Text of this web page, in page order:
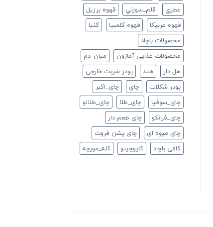
عطري
قلم_سوزني
قهوه برزیل
قهوه عربیکا
قهوه کلمبیا
كنيا
محصولات باچاد
محصولات غذایی آمازون
ميان_دم
هل دار
هند
پودر شربت خارجی
پودر شکلات
چاي
چای_اکبر
چای_سوفیا
چای_طلا
چای_طلالو
چای_فرانكو
چای طعم دار
چای میوه ای
چای پشن فروت
کافی باچاد
کاپوچینو کله_مورچه